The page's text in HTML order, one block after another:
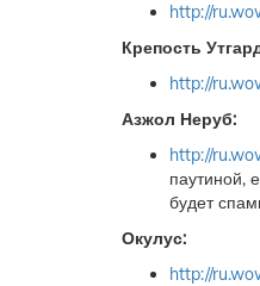
http://
Крепость
http://
Азжол Неруб:
http://
паутиной,
будет
Окулус:
http://